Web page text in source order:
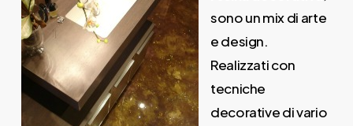
sono un mix di arte
e design.
Realizzati con
tecniche
decorative di vario